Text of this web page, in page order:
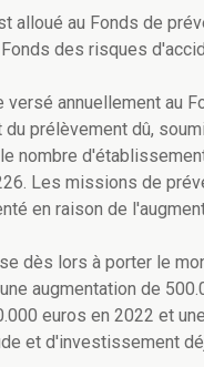
alloué au Fonds de
des risques
annuellement au
du prélèvement dû,
nombre
Les missions de
en raison de
dès lors à porter le
augmentation de
euros en 2022 et
et d'investissement